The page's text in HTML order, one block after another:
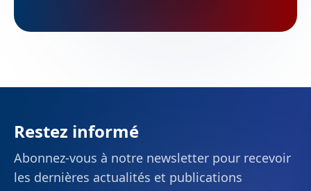
Restez informé
Abonnez-vous à notre newsletter pour recevoir
les dernières actualités et publications